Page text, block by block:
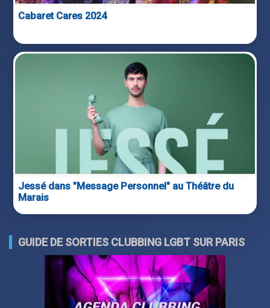
Cabaret Cares 2024
Jessé dans "Message Personnel" au Théâtre du
Marais
GUIDE DE SORTIES CLUBBING LGBT SUR PARIS